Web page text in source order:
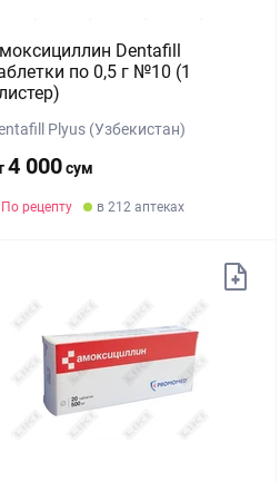
Dentafill
по 0,5 г №10 (1
Plyus (Узбекистан)
4 000сум
По рецепту в 212 аптеках